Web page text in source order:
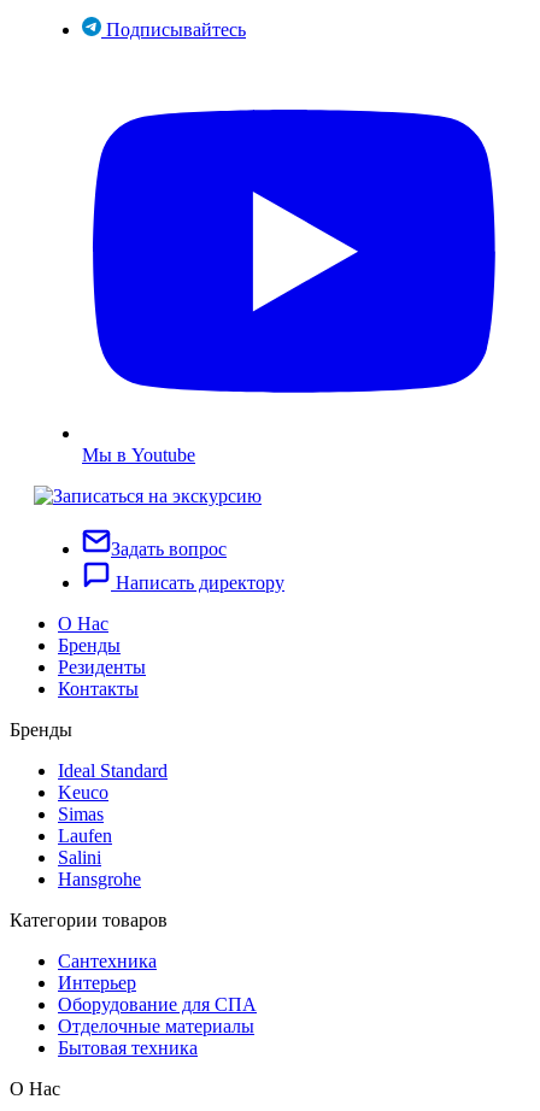
Подписывайтесь
Мы в Youtube
Задать вопрос
Написать директору
О Нас
Бренды
Резиденты
Контакты
Бренды
Ideal Standard
Keuco
Simas
Laufen
Salini
Hansgrohe
Категории товаров
Сантехника
Интерьер
Оборудование для СПА
Отделочные материалы
Бытовая техника
О Нас